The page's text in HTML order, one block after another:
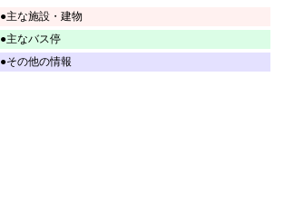
●主な施設・建物
●主なバス停
●その他の情報